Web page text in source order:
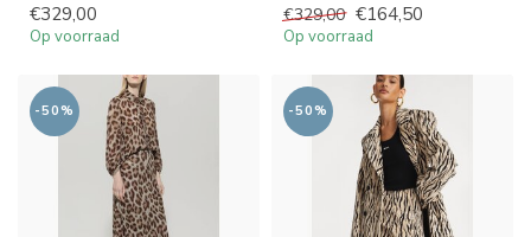
€329,00
Op voorraad
€329,00 €164,50
Op voorraad
-50% -50%